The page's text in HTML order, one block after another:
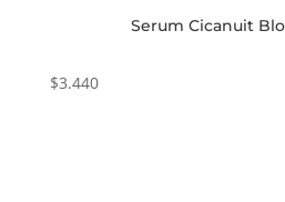
Serum Cicanuit
$3.440